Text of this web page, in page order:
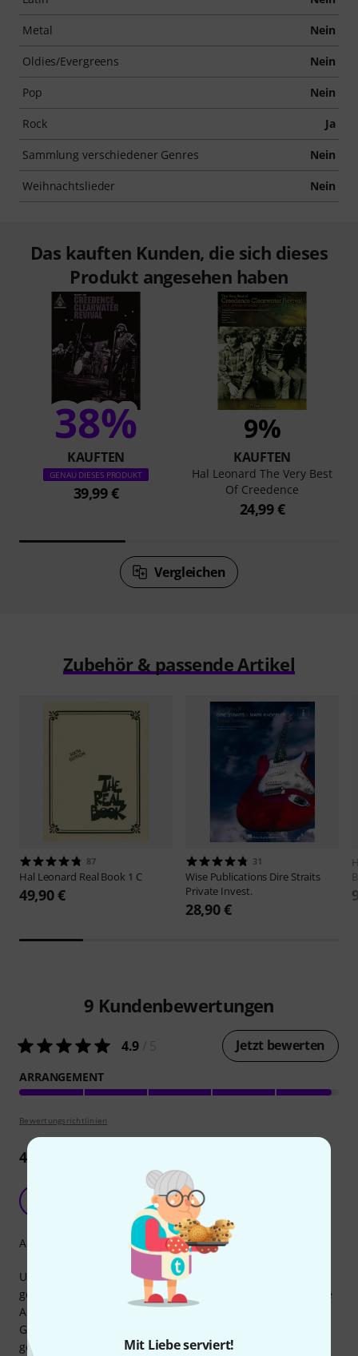
Mit Liebe serviert!
Metal Nein
Oldies/Evergreens Nein
Pop Nein
Rock Ja
Sammlung verschiedener Genres Nein
Weihnachtslieder Nein
Das kauften Kunden, die sich dieses
Produkt angesehen haben
38%
KAUFTEN
GENAU DIESES PRODUKT
39,99 €
9%
KAUFTEN
Hal Leonard The Very Best
Of Creedence
24,99 €
Vergleichen
Zubehör & passende Artikel
87
Hal Leonard Real Book 1 C
49,90 €
31
Wise Publications Dire Straits
Private Invest.
28,90 €
9 Kundenbewertungen
4.9 Jetzt bewerten
ARRANGEMENT
Bewertungsrichtlinien
4Rezensionen
Stimmige Notation aber etwas kleine Schrift
Andreas 29.03.2014
Um sich die Stücke zu erarbeiten ist das Heft sehr gut, weil
gerade die wichtigen Kleinigkeiten ausnotiert sind, und die
Abläufe stimmen (CCR hat zwar keine komplizierten
Gitarren aber liebt das, was heute unter "dedublication"
gehandelt wird - Strophen und Refrains sind nicht immer
Arrangement